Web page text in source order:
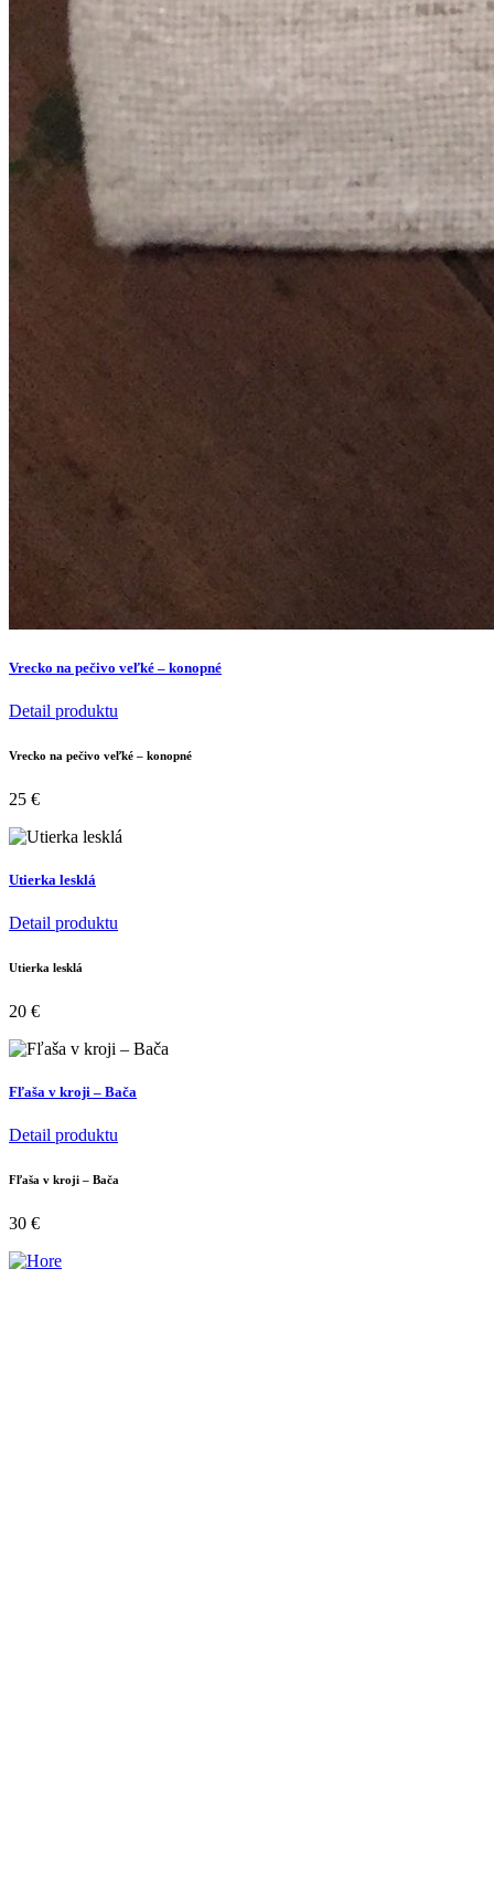
Vrecko na pečivo veľké – konopné
Detail produktu
Vrecko na pečivo veľké – konopné
25 €
Utierka lesklá
Detail produktu
Utierka lesklá
20 €
Fľaša v kroji – Bača
Detail produktu
Fľaša v kroji – Bača
30 €